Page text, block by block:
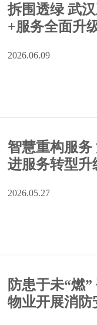
泛海物业开展
费尔蒙酒店双奖
拆围透绿 武
+服务全面升
2026.06.09
智慧重构服务
进服务转型升
2026.05.27
防患于未“燃
物业开展消防